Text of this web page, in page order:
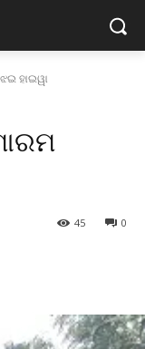
ହାଇୱା
0
45